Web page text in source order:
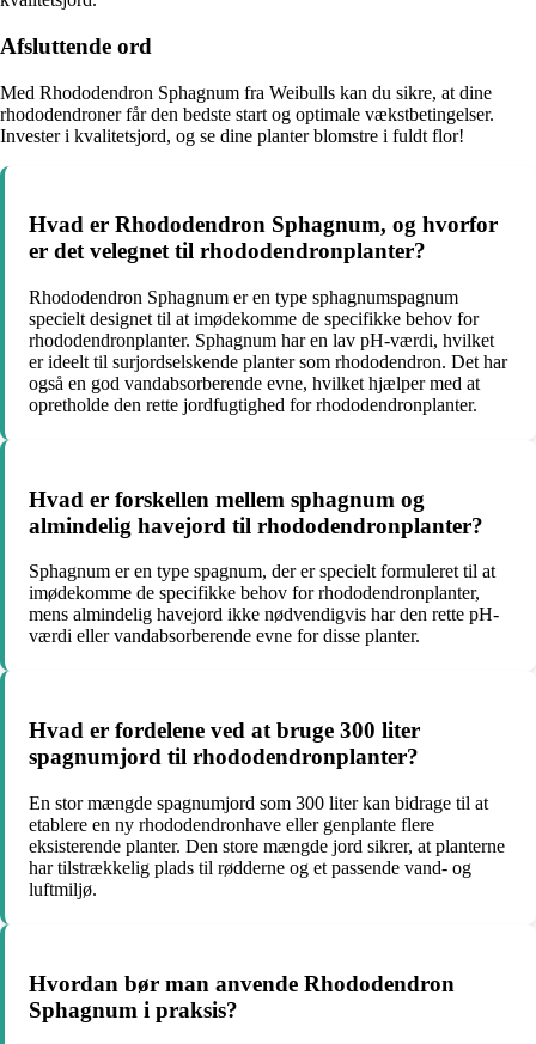
Afsluttende ord
Med Rhododendron Sphagnum fra Weibulls kan du sikre, at dine
rhododendroner får den bedste start og optimale vækstbetingelser.
Invester i kvalitetsjord, og se dine planter blomstre i fuldt flor!
Hvad er Rhododendron Sphagnum, og hvorfor
er det velegnet til rhododendronplanter?
Rhododendron Sphagnum er en type sphagnumspagnum
specielt designet til at imødekomme de specifikke behov for
rhododendronplanter. Sphagnum har en lav pH-værdi, hvilket
er ideelt til surjordselskende planter som rhododendron. Det har
også en god vandabsorberende evne, hvilket hjælper med at
opretholde den rette jordfugtighed for rhododendronplanter.
Hvad er forskellen mellem sphagnum og
almindelig havejord til rhododendronplanter?
Sphagnum er en type spagnum, der er specielt formuleret til at
imødekomme de specifikke behov for rhododendronplanter,
mens almindelig havejord ikke nødvendigvis har den rette pH-
værdi eller vandabsorberende evne for disse planter.
Hvad er fordelene ved at bruge 300 liter
spagnumjord til rhododendronplanter?
En stor mængde spagnumjord som 300 liter kan bidrage til at
etablere en ny rhododendronhave eller genplante flere
eksisterende planter. Den store mængde jord sikrer, at planterne
har tilstrækkelig plads til rødderne og et passende vand- og
luftmiljø.
Hvordan bør man anvende Rhododendron
Sphagnum i praksis?